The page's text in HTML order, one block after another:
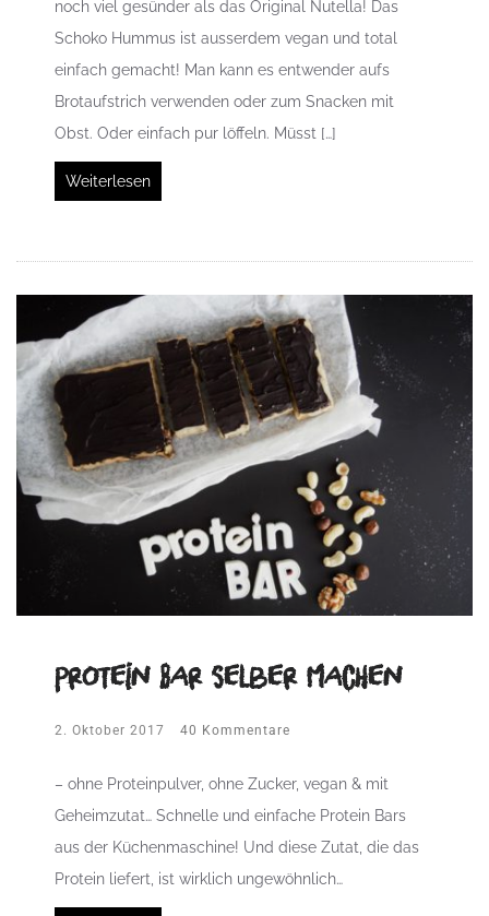
noch viel gesünder als das Original Nutella! Das
Schoko Hummus ist ausserdem vegan und total
einfach gemacht! Man kann es entwender aufs
Brotaufstrich verwenden oder zum Snacken mit
Obst. Oder einfach pur löffeln. Müsst […]
Weiterlesen
Protein Bar selber machen
2. Oktober 2017 40 Kommentare
– ohne Proteinpulver, ohne Zucker, vegan & mit
Geheimzutat… Schnelle und einfache Protein Bars
aus der Küchenmaschine! Und diese Zutat, die das
Protein liefert, ist wirklich ungewöhnlich…